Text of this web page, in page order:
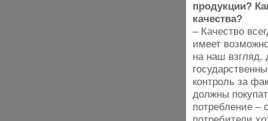
продукции?
качества?
– Качество
имеет
на наш взгляд,
контроль за
должны
потребление –